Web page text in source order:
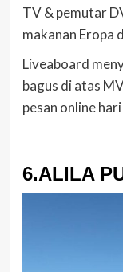
TV & pemutar
makanan Eropa
Liveaboard
bagus di atas
pesan online
6.ALILA